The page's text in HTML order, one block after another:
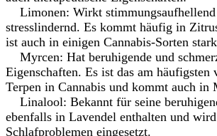
Limonen: Wirkt
stresslindernd. Es kommt häufig in
ist auch in einigen Cannabis-Sorten
Myrcen: Hat beruhigende und
Eigenschaften. Es ist das am häufigsten
Terpen in Cannabis und kommt auch in
Linalool: Bekannt für seine
ebenfalls in Lavendel enthalten und
Schlafproblemen eingesetzt.